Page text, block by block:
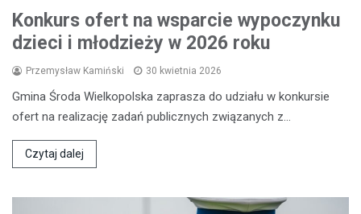
Konkurs ofert na wsparcie wypoczynku
dzieci i młodzieży w 2026 roku
Przemysław Kamiński 30 kwietnia 2026
Gmina Środa Wielkopolska zaprasza do udziału w konkursie
ofert na realizację zadań publicznych związanych z…
Czytaj dalej